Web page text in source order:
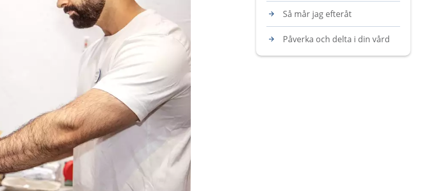
Så mår jag efteråt
Påverka och delta i din vård